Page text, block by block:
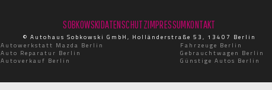
SOBKOWSKIDATENSCHUTZIMPRESSUMKONTAKT
© Autohaus Sobkowski GmbH, Holländerstraße 53, 13407 Berlin
Autowerkstatt Mazda Berlin
Auto Reparatur Berlin
Autoverkauf Berlin
Fahrzeuge Berlin
Gebrauchtwagen Berlin
Günstige Autos Berlin